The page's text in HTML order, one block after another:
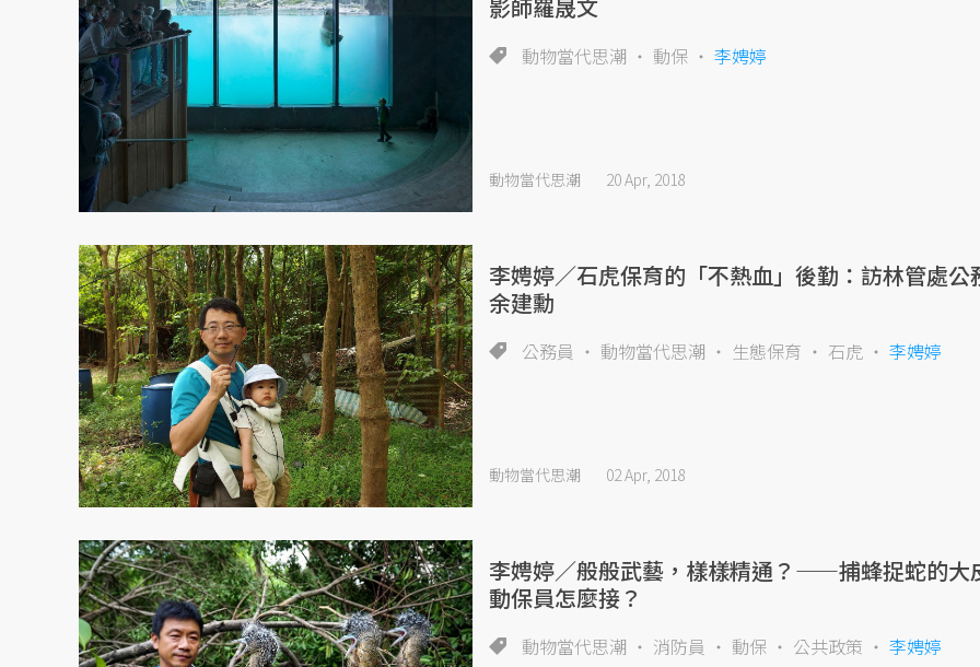
影師羅晟文
動物當代思潮 動保 李娉婷
動物當代思潮 20 Apr, 2018
李娉婷／石虎保育的「不熱血」後勤：訪林管處公
余建勳
公務員 動物當代思潮 生態保育 石虎 李娉婷
動物當代思潮 02 Apr, 2018
李娉婷／般般武藝，樣樣精通？——捕蜂捉蛇的大
動保員怎麼接？
動物當代思潮 消防員 動保 公共政策 李娉婷